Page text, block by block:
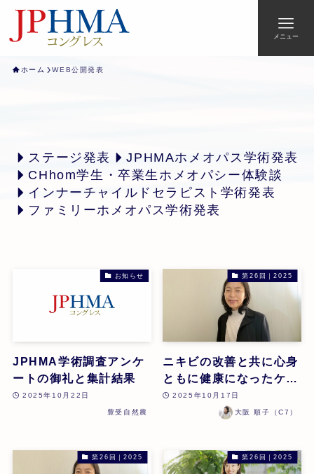
メニュー
ホーム WEB公開発表
ステージ発表
JPHMAホメオパス学術発表
CHhom学生・卒業生ホメオパシー体験談
インナーチャイルドセラピスト学術発表
ファミリーホメオパス学術発表
お知らせ
JPHMA学術調査アンケ
ートの御礼と集計結果
2025年10月22日
豊受自然農
第26回｜2025
ニキビの改善と共に心身
ともに健康になったケー
ス | 大阪順子 | 第26回
2025年10月17日
大阪 順子（C7）
第26回｜2025 第26回｜2025